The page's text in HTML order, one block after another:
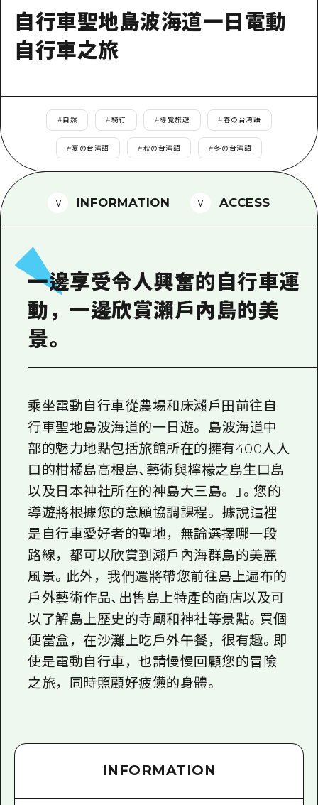
標準
歷史·文化
自然
短途旅行
半天
1晚2天
2晚3天
愛媛
島根
超值遊覽門票
行李寄存及運送服務
面向外國遊客的街角旅遊信息中心
志願者指南
災難發生期間的交通資訊
廣島縣觀光宣傳冊
自行車聖地島波海道一日電動
自行車之旅
#自然 #騎行 #導覽旅遊 #春の台湾語
#夏の台湾語 #秋の台湾語 #冬の台湾語
INFORMATION ACCESS
一邊享受令人興奮的自行車運
動，一邊欣賞瀨戶內島的美
景。
乘坐電動自行車從農場和床瀨戶田前往自
行車聖地島波海道的一日遊。 島波海道中
部的魅力地點包括旅館所在的擁有400人人
口的柑橘島高根島、藝術與檸檬之島生口島
以及日本神社所在的神島大三島。 」。您的
導遊將根據您的意願協調課程。 據說這裡
是自行車愛好者的聖地，無論選擇哪一段
路線，都可以欣賞到瀨戶內海群島的美麗
風景。此外，我們還將帶您前往島上遍布的
戶外藝術作品、出售島上特產的商店以及可
以了解島上歷史的寺廟和神社等景點。買個
便當盒，在沙灘上吃戶外午餐，很有趣。即
使是電動自行車，也請慢慢回顧您的冒險
之旅，同時照顧好疲憊的身體。
INFORMATION